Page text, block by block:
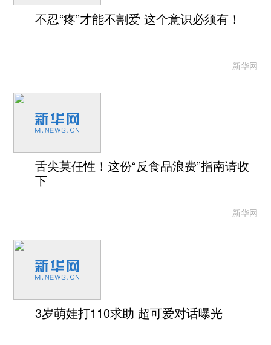
不忍“疼”才能不割爱 这个意识必须有！
新华网
舌尖莫任性！这份“反食品浪费”指南请收
下
新华网
3岁萌娃打110求助 超可爱对话曝光